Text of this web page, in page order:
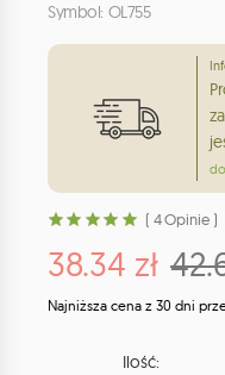
Symbol: OL755
( 4 Opinie )
38.34 zł
Najniższa cena z 30 dni
Ilość: